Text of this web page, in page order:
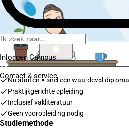
Inloggen Campus
Contact & service
Nu starten = snel een waardevol diploma
Praktijkgerichte opleiding
Inclusief vakliteratuur
Geen vooropleiding nodig
Studiemethode